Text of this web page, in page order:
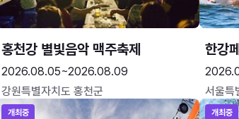
홍천강 별빛음악 맥주축제
2026.08.05~2026.08.09
강원특별자치도 홍천군
한강
서울특
개최중 개최중